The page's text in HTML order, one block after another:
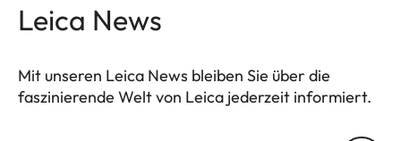
Leica News
Mit unseren Leica News bleiben Sie über die
faszinierende Welt von Leica jederzeit informiert.